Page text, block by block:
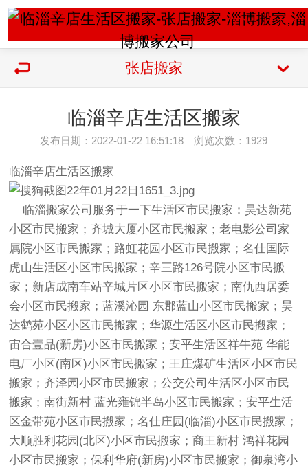
张店搬家
临淄辛店生活区搬家
发布日期：2022-01-22 16:51:18 浏览次数： 1929
临淄辛店生活区搬家
临淄搬家公司服务于一下生活区市民搬家：昊达新苑
小区市民搬家；齐城大厦小区市民搬家；老电影公司家
属院小区市民搬家；路虹花园小区市民搬家；名仕国际
虎山生活区小区市民搬家；辛三路126号院小区市民搬
家；新店成南车站辛城片区小区市民搬家；南仇西居委
会小区市民搬家；蓝溪沁园 东郡蓝山小区市民搬家；昊
达鹤苑小区小区市民搬家；华源生活区小区市民搬家；
宙合壹品(新房)小区市民搬家；安平生活区祥牛苑 华能
电厂小区(南区)小区市民搬家；王庄煤矿生活区小区市民
搬家；齐泽园小区市民搬家；公交公司生活区小区市民
搬家；南街新村 蓝光雍锦半岛小区市民搬家；安平生活
区金带苑小区市民搬家；名仕庄园(临淄)小区市民搬家；
大顺胜利花园(北区)小区市民搬家；商王新村 鸿祥花园
小区市民搬家；保利华府(新房)小区市民搬家；御泉湾小